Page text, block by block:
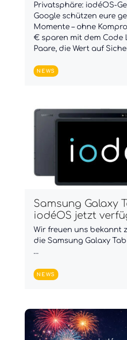
Privatsphäre: iodéOS-
Google schützen eure
Momente – ohne
€ sparen mit dem Code
Paare, die Wert auf
NEWS
Samsung Galaxy
iodéOS jetzt
Wir freuen uns bekannt
die Samsung Galaxy
…
NEWS